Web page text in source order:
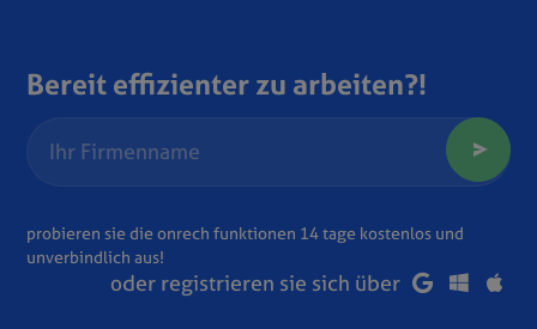
Bereit effizienter zu arbeiten?!
probieren sie die onrech funktionen 14 tage kostenlos und
unverbindlich aus!
oder registrieren sie sich über